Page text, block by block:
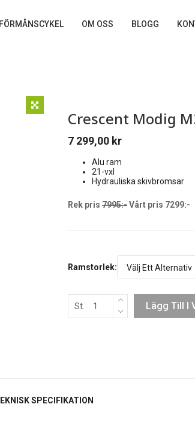
FÖRMÅNSCYKEL OM OSS BLOGG
Crescent Modig
7 299,00 kr
Alu ram
21-vxl
Hydrauliska skivbromsar
Rek pris 7995:-Vårt pris 7299:-
Ramstorlek:
St. Lägg Till I
SPECIFIKATION